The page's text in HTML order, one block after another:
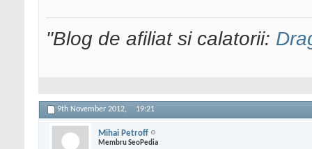
"Blog de afiliat si calatorii:
9th November 2012, 19:21
Mihai Petroff
Membru SeoPedia